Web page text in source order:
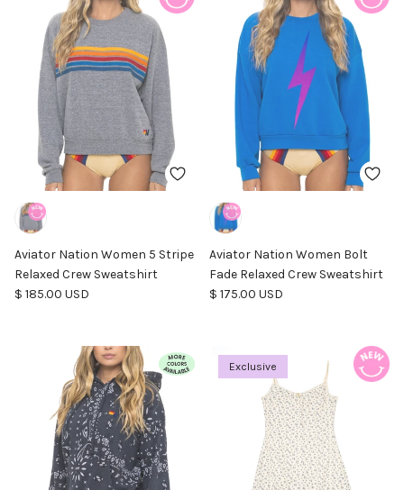
Aviator Nation Women 5 Stripe
Relaxed Crew Sweatshirt
Precio normal
$ 185.00 USD
Aviator Nation Women Bolt
Fade Relaxed Crew Sweatshirt
Precio normal
$ 175.00 USD
Exclusive